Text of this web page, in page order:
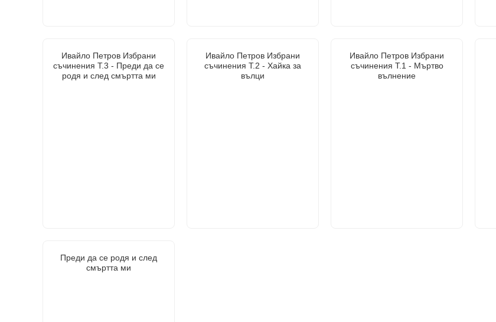
Ивайло Петров Избрани
съчинения Т.3 - Преди да се
родя и след смъртта ми
Ивайло Петров Избрани
съчинения Т.2 - Хайка за
вълци
Ивайло Петров Избрани
съчинения Т.1 - Мъртво
вълнение
Преди да се родя и след
смъртта ми